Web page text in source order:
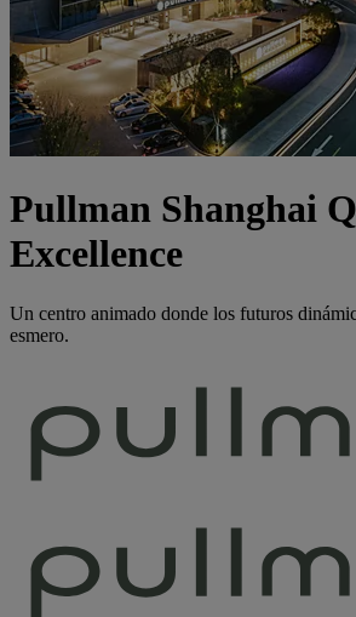
Pullman Shanghai
Excellence
Un centro animado donde los futuros
esmero.